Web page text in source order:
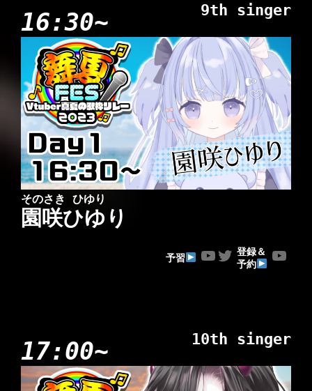
16:30~ 9th singer
そのさき ひゆり
園咲ひゆり
予習 YouTube Twitter
登録＆
予約
YouTube
17:00~ 10th singer